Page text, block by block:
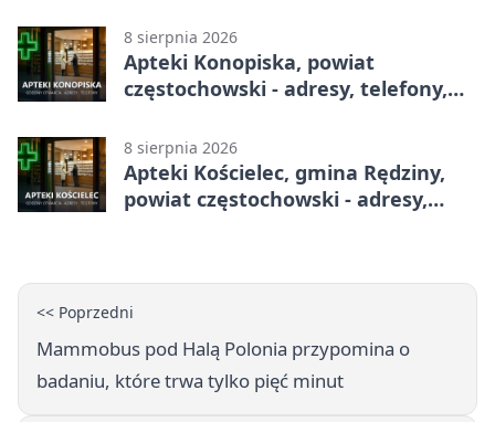
8 sierpnia 2026
Apteki Konopiska, powiat
częstochowski - adresy, telefony,
8 sierpnia 2026
Apteki Kościelec, gmina Rędziny,
powiat częstochowski - adresy,
<< Poprzedni
Mammobus pod Halą Polonia przypomina o
badaniu, które trwa tylko pięć minut